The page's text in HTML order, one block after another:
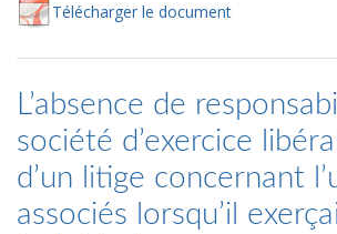
Télécharger le document
L’absence de
société d’exercice
d’un litige concernant
associés lorsqu’il